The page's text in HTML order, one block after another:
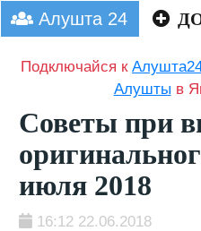
Алушта 24
Подключайся к
Алушты в
Советы при
июля 2018
16:12 22.06.2018